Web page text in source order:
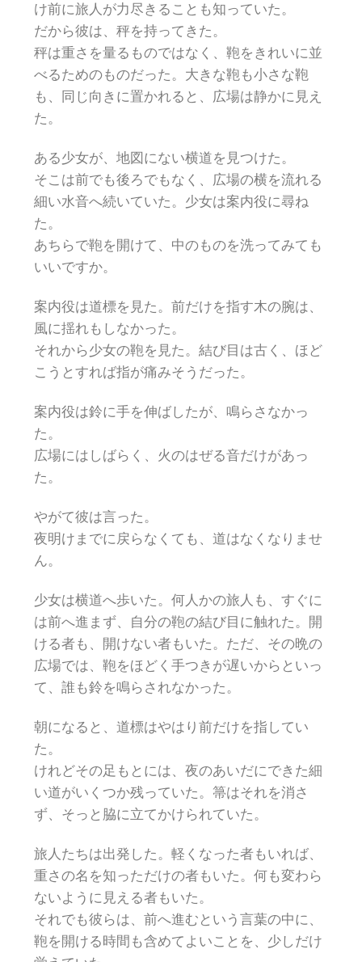
け前に旅人が力尽きることも知っていた。
だから彼は、秤を持ってきた。
秤は重さを量るものではなく、鞄をきれいに並
べるためのものだった。大きな鞄も小さな鞄
も、同じ向きに置かれると、広場は静かに見え
た。
ある少女が、地図にない横道を見つけた。
そこは前でも後ろでもなく、広場の横を流れる
細い水音へ続いていた。少女は案内役に尋ね
た。
あちらで鞄を開けて、中のものを洗ってみても
いいですか。
案内役は道標を見た。前だけを指す木の腕は、
風に揺れもしなかった。
それから少女の鞄を見た。結び目は古く、ほど
こうとすれば指が痛みそうだった。
案内役は鈴に手を伸ばしたが、鳴らさなかっ
た。
広場にはしばらく、火のはぜる音だけがあっ
た。
やがて彼は言った。
夜明けまでに戻らなくても、道はなくなりませ
ん。
少女は横道へ歩いた。何人かの旅人も、すぐに
は前へ進まず、自分の鞄の結び目に触れた。開
ける者も、開けない者もいた。ただ、その晩の
広場では、鞄をほどく手つきが遅いからといっ
て、誰も鈴を鳴らされなかった。
朝になると、道標はやはり前だけを指してい
た。
けれどその足もとには、夜のあいだにできた細
い道がいくつか残っていた。箒はそれを消さ
ず、そっと脇に立てかけられていた。
旅人たちは出発した。軽くなった者もいれば、
重さの名を知っただけの者もいた。何も変わら
ないように見える者もいた。
それでも彼らは、前へ進むという言葉の中に、
鞄を開ける時間も含めてよいことを、少しだけ